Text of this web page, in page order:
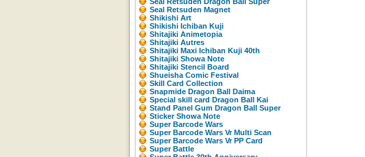
Seal Retsuden Magnet
Shikishi Art
Shikishi Ichiban Kuji
Shitajiki Animetopia
Shitajiki Autres
Shitajiki Maxi Ichiban Kuji 40th
Shitajiki Showa Note
Shitajiki Stencil Board
Shueisha Comic Festival
Skill Card Collection
Snapmide Dragon Ball Daima
Special skill card Dragon Ball Kai
Stand Panel Gum Dragon Ball Super
Sticker Showa Note
Super Barcode Wars
Super Barcode Wars Vr Multi Scan
Super Barcode Wars Vr PP Card
Super Battle